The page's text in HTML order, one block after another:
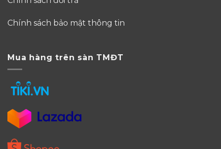
Chính sách bảo mật thông tin
Mua hàng trên sàn TMĐT